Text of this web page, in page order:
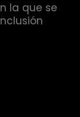
la que se